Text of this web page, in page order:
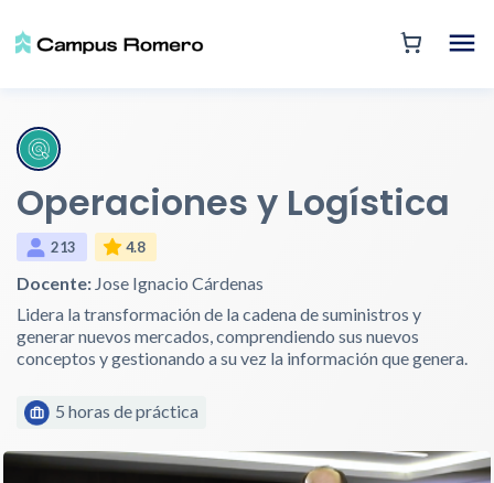
Operaciones y Logística
213 4.8
Docente: Jose Ignacio Cárdenas
Lidera la transformación de la cadena de suministros y
generar nuevos mercados, comprendiendo sus nuevos
conceptos y gestionando a su vez la información que genera.
5 horas de práctica